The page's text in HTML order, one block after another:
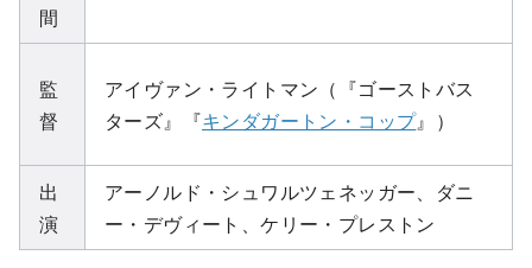
間
監
督
アイヴァン・ライトマン（『ゴーストバス
ターズ』『キンダガートン・コップ』）
出
演
アーノルド・シュワルツェネッガー、ダニ
ー・デヴィート、ケリー・プレストン